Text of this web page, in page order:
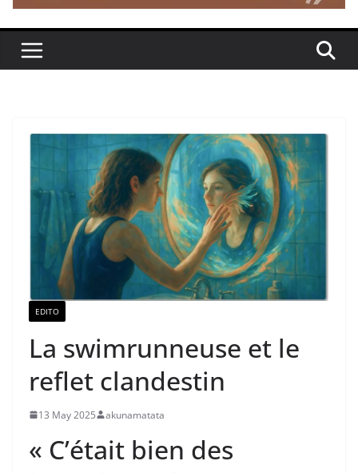
EDITO
La swimrunneuse et le
reflet clandestin
13 May 2025 akunamatata
« C’était bien des